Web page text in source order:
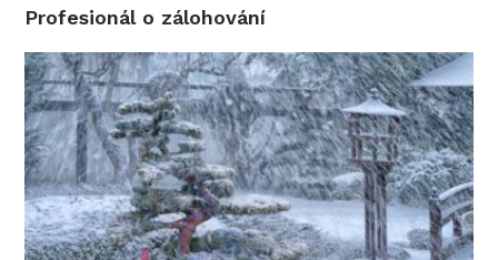
Profesionál o zálohování